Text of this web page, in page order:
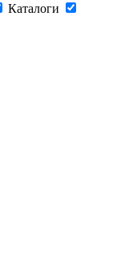
Каталоги